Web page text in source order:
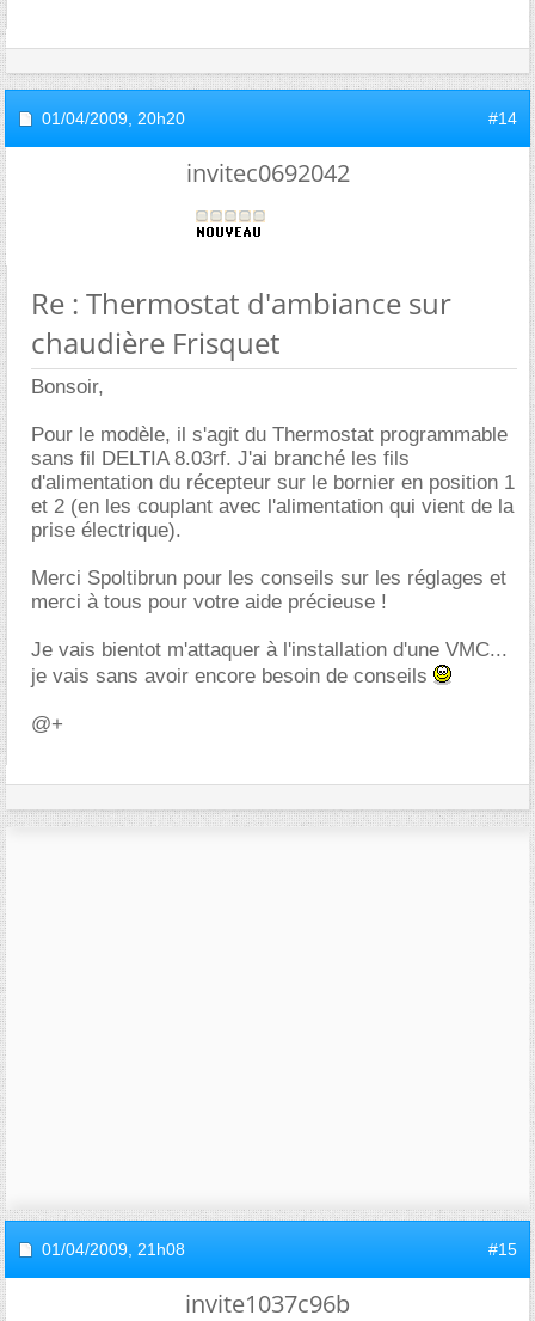
01/04/2009, 20h20 #14
invitec0692042
Re : Thermostat d'ambiance sur
chaudière Frisquet
Bonsoir,
Pour le modèle, il s'agit du Thermostat programmable
sans fil DELTIA 8.03rf. J'ai branché les fils
d'alimentation du récepteur sur le bornier en position 1
et 2 (en les couplant avec l'alimentation qui vient de la
prise électrique).
Merci Spoltibrun pour les conseils sur les réglages et
merci à tous pour votre aide précieuse !
Je vais bientot m'attaquer à l'installation d'une VMC...
je vais sans avoir encore besoin de conseils
@+
01/04/2009, 21h08 #15
invite1037c96b